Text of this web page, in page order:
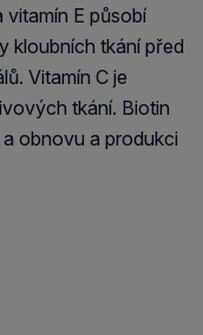
E působí
kloubních tkání před
Vitamín C je
tkání. Biotin
obnovu a produkci